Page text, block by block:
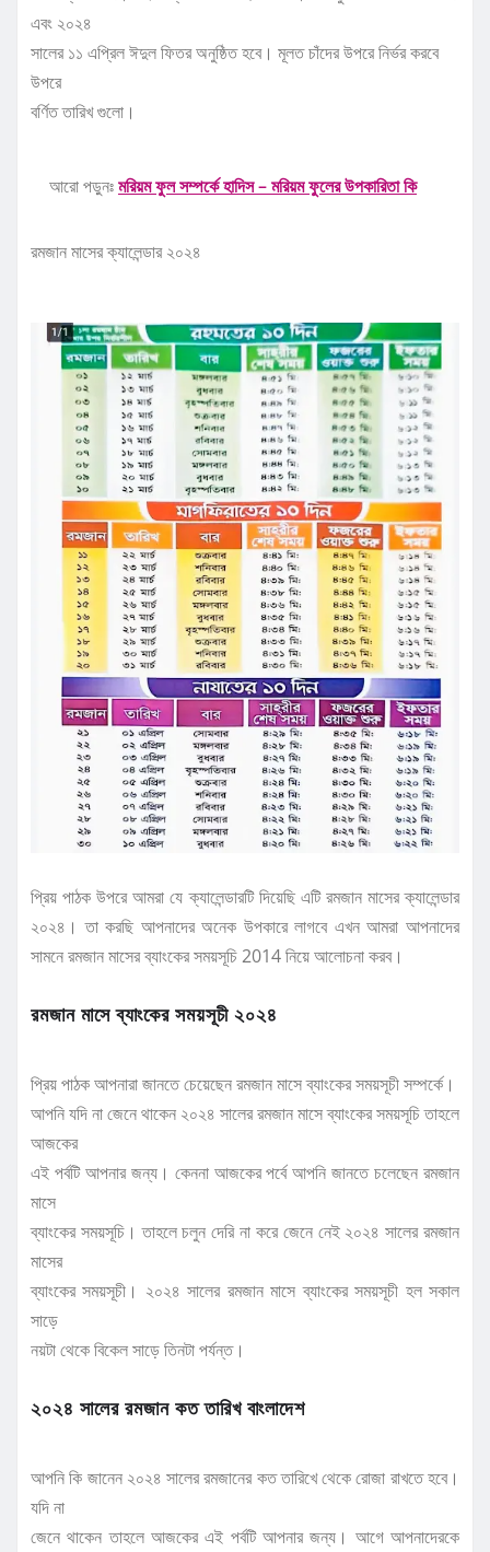
এবং ২০২৪
সালের ১১ এপ্রিল ঈদুল ফিতর অনুষ্ঠিত হবে। মূলত চাঁদের উপরে নির্ভর করবে
উপরে
বর্ণিত তারিখ গুলো।
আরো পড়ুনঃমরিয়ম ফুল সম্পর্কে হাদিস – মরিয়ম ফুলের উপকারিতা কি
রমজান মাসের ক্যালেন্ডার ২০২৪
প্রিয় পাঠক উপরে আমরা যে ক্যালেন্ডারটি দিয়েছি এটি রমজান মাসের ক্যালেন্ডার
২০২৪। তা করছি আপনাদের অনেক উপকারে লাগবে এখন আমরা আপনাদের
সামনে রমজান মাসের ব্যাংকের সময়সূচি 2014 নিয়ে আলোচনা করব।
রমজান মাসে ব্যাংকের সময়সূচী ২০২৪
প্রিয় পাঠক আপনারা জানতে চেয়েছেন রমজান মাসে ব্যাংকের সময়সূচী সম্পর্কে।
আপনি যদি না জেনে থাকেন ২০২৪ সালের রমজান মাসে ব্যাংকের সময়সূচি তাহলে
আজকের
এই পর্বটি আপনার জন্য। কেননা আজকের পর্বে আপনি জানতে চলেছেন রমজান
মাসে
ব্যাংকের সময়সূচি। তাহলে চলুন দেরি না করে জেনে নেই ২০২৪ সালের রমজান
মাসের
ব্যাংকের সময়সূচী। ২০২৪ সালের রমজান মাসে ব্যাংকের সময়সূচী হল সকাল
সাড়ে
নয়টা থেকে বিকেল সাড়ে তিনটা পর্যন্ত।
২০২৪ সালের রমজান কত তারিখ বাংলাদেশ
আপনি কি জানেন ২০২৪ সালের রমজানের কত তারিখে থেকে রোজা রাখতে হবে।
যদি না
জেনে থাকেন তাহলে আজকের এই পর্বটি আপনার জন্য। আগে আপনাদেরকে